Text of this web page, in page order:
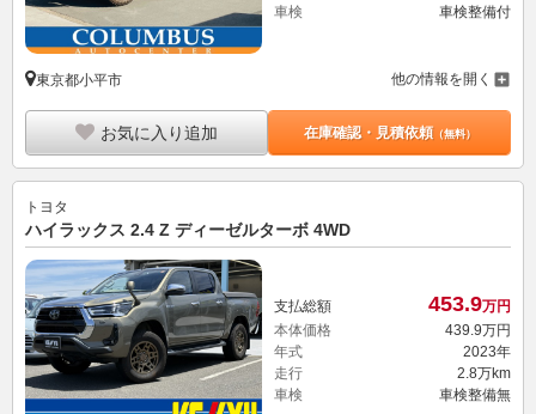
車検
車検整備付
東京都小平市 他の情報を開く
お気に入り追加 在庫確認・見積依頼（無料）
トヨタ
ハイラックス 2.4 Z ディーゼルターボ 4WD
支払総額 453.9万円
本体価格
439.9万円
年式
2023年
走行
2.8万km
車検
車検整備無